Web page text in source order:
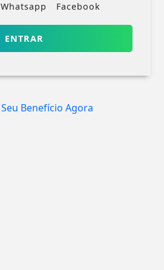
Whatsapp Facebook
ENTRAR